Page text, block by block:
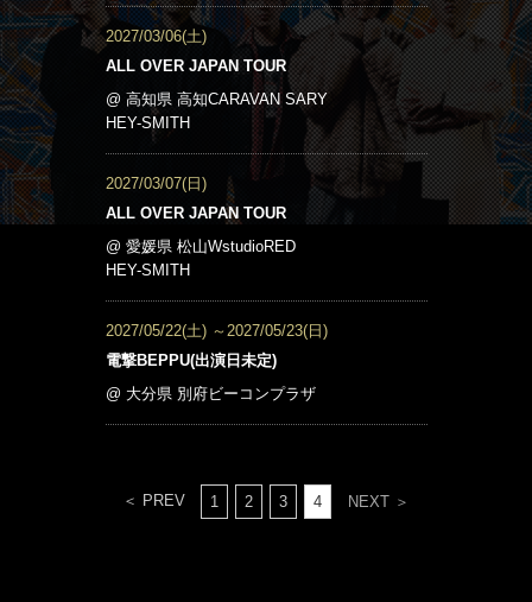
2027/03/06(土)
ALL OVER JAPAN TOUR
@ 高知県 高知CARAVAN SARY
HEY-SMITH
2027/03/07(日)
ALL OVER JAPAN TOUR
@ 愛媛県 松山WstudioRED
HEY-SMITH
2027/05/22(土) ～2027/05/23(日)
電撃BEPPU(出演日未定)
@ 大分県 別府ビーコンプラザ
＜ PREV 1 2 3 4 NEXT ＞